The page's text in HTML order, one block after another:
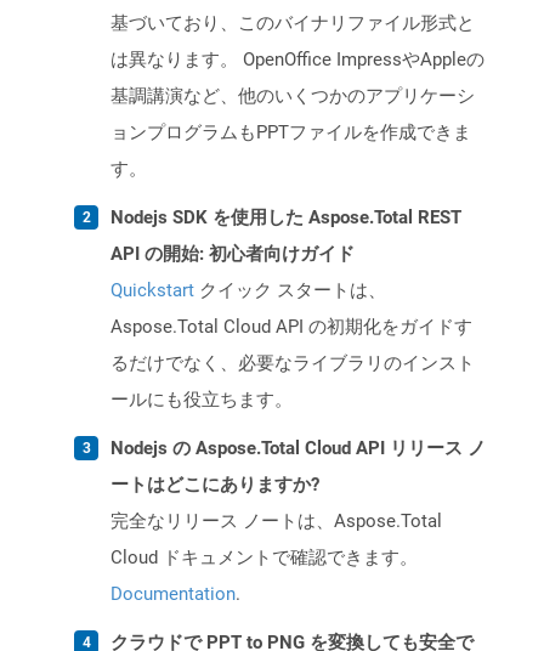
基づいており、このバイナリファイル形式と
は異なります。 OpenOffice ImpressやAppleの
基調講演など、他のいくつかのアプリケーシ
ョンプログラムもPPTファイルを作成できま
す。
Nodejs SDK を使用した Aspose.Total REST
API の開始: 初心者向けガイド
Quickstart クイック スタートは、
Aspose.Total Cloud API の初期化をガイドす
るだけでなく、必要なライブラリのインスト
ールにも役立ちます。
Nodejs の Aspose.Total Cloud API リリース ノ
ートはどこにありますか?
完全なリリース ノートは、Aspose.Total
Cloud ドキュメントで確認できます。
Documentation.
クラウドで PPT to PNG を変換しても安全で